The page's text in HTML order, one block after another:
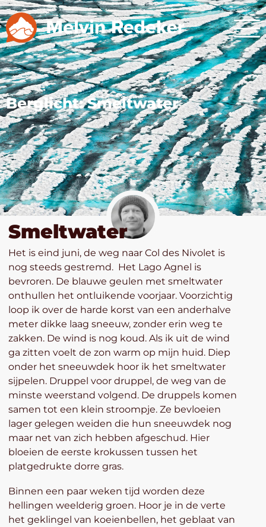
Berglicht: Smeltwater
Smeltwater
Het is eind juni, de weg naar Col des Nivolet is
nog steeds gestremd. Het Lago Agnel is
bevroren. De blauwe geulen met smeltwater
onthullen het ontluikende voorjaar. Voorzichtig
loop ik over de harde korst van een anderhalve
meter dikke laag sneeuw, zonder erin weg te
zakken. De wind is nog koud. Als ik uit de wind
ga zitten voelt de zon warm op mijn huid. Diep
onder het sneeuwdek hoor ik het smeltwater
sijpelen. Druppel voor druppel, de weg van de
minste weerstand volgend. De druppels komen
samen tot een klein stroompje. Ze bevloeien
lager gelegen weiden die hun sneeuwdek nog
maar net van zich hebben afgeschud. Hier
bloeien de eerste krokussen tussen het
platgedrukte dorre gras.
Binnen een paar weken tijd worden deze
hellingen weelderig groen. Hoor je in de verte
het geklingel van koeienbellen, het geblaat van